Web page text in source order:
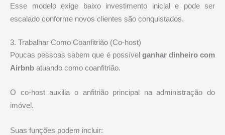
Esse modelo exige baixo investimento inicial e pode ser
escalado conforme novos clientes são conquistados.
3. Trabalhar Como Coanfitrião (Co-host)
Poucas pessoas sabem que é possível ganhar dinheiro com
Airbnb atuando como coanfitrião.
O co-host auxilia o anfitrião principal na administração do
imóvel.
Suas funções podem incluir: